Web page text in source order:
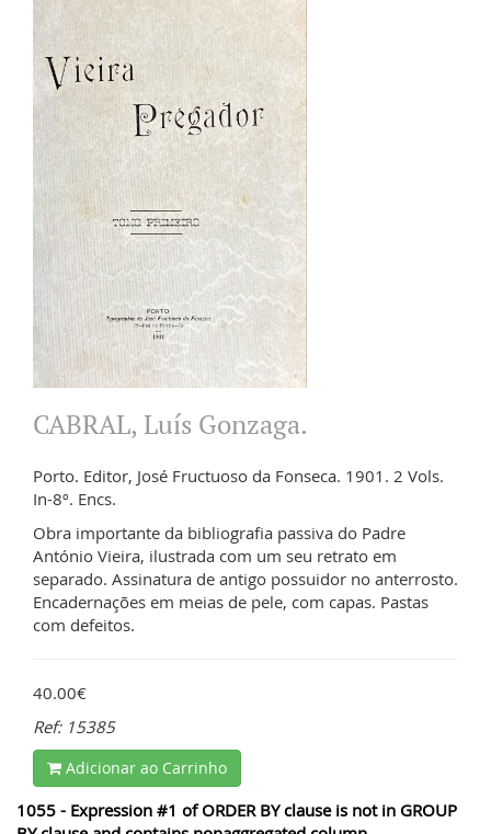
CABRAL, Luís Gonzaga.
Porto. Editor, José Fructuoso da Fonseca. 1901. 2 Vols.
In-8º. Encs.
Obra importante da bibliografia passiva do Padre
António Vieira, ilustrada com um seu retrato em
separado. Assinatura de antigo possuidor no anterrosto.
Encadernações em meias de pele, com capas. Pastas
com defeitos.
40.00€
Ref: 15385
Adicionar ao Carrinho
1055 - Expression #1 of ORDER BY clause is not in GROUP